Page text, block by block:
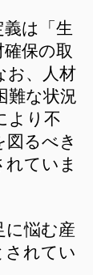
は「生
保の取
お、人材
難な状況
より不
図るべき
れていま
悩む産
されてい